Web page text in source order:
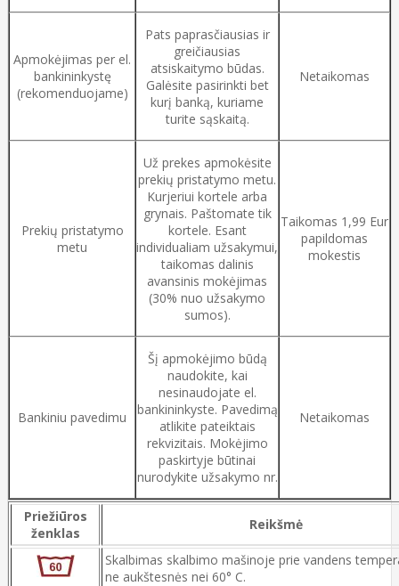
Apmokėjimas per el.
bankininkystę
(rekomenduojame)
Pats paprasčiausias ir
greičiausias
atsiskaitymo būdas.
Galėsite pasirinkti bet
kurį banką, kuriame
turite sąskaitą.
Netaikomas
Prekių pristatymo
metu
Už prekes apmokėsite
prekių pristatymo metu.
Kurjeriui kortele arba
grynais. Paštomate tik
kortele. Esant
individualiam užsakymui,
taikomas dalinis
avansinis mokėjimas
(30% nuo užsakymo
sumos).
Taikomas 1,99 Eur
papildomas
mokestis
Bankiniu pavedimu
Šį apmokėjimo būdą
naudokite, kai
nesinaudojate el.
bankininkyste. Pavedimą
atlikite pateiktais
rekvizitais. Mokėjimo
paskirtyje būtinai
nurodykite užsakymo nr.
Netaikomas
Priežiūros
ženklas
Reikšmė
Skalbimas skalbimo mašinoje prie vandens
ne aukštesnės nei 60° C.